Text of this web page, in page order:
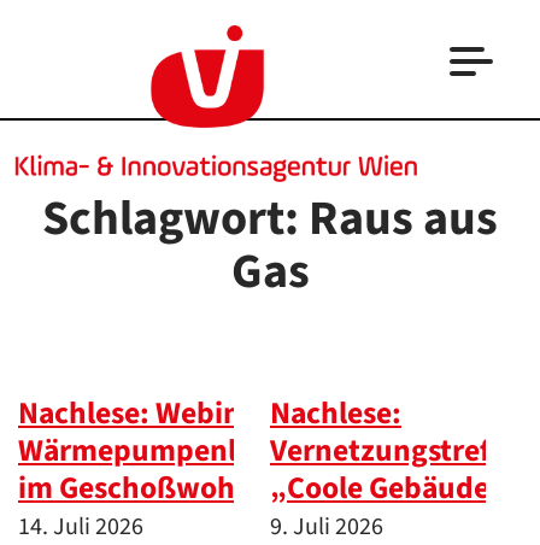
Schlagwort: Raus aus
Gas
Nachlese: Webinar
Wärmepumpenlösungen
im Geschoßwohnbau
14. Juli 2026
Nachlese:
Vernetzungstreffen
„Coole Gebäude“
9. Juli 2026